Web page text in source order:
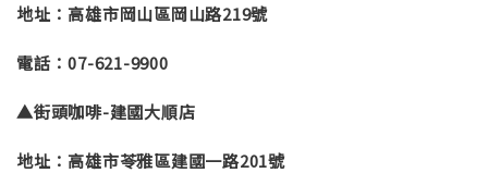
地址：高雄市岡山區岡山路219號
電話：07-621-9900
▲街頭咖啡-建國大順店
地址：高雄市苓雅區建國一路201號